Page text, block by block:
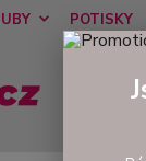
POTISKY